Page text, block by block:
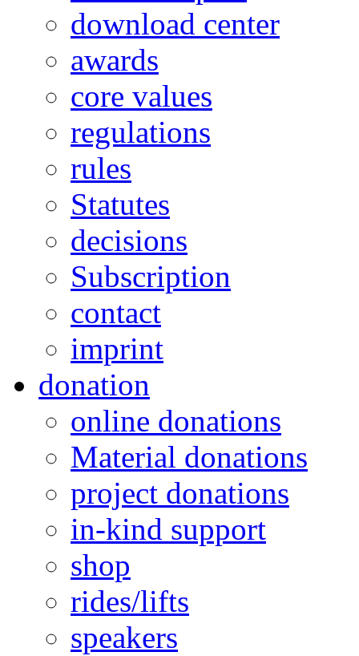
download center
awards
core values
regulations
rules
Statutes
decisions
Subscription
contact
imprint
donation
online donations
Material donations
project donations
in-kind support
shop
rides/lifts
speakers